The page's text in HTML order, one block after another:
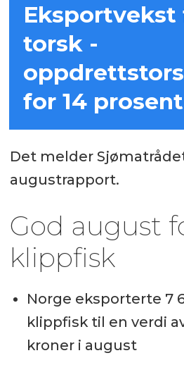
torsk -
for 14 prosent
Det melder
augustrapport.
God august
klippfisk
Norge eksporterte 7
klippfisk til en verdi
kroner i august